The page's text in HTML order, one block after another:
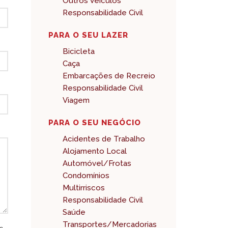
Responsabilidade Civil
PARA O SEU LAZER
Bicicleta
Caça
Embarcações de Recreio
Responsabilidade Civil
Viagem
PARA O SEU NEGÓCIO
Acidentes de Trabalho
Alojamento Local
Automóvel/Frotas
Condomínios
Multirriscos
Responsabilidade Civil
Saúde
Transportes/Mercadorias